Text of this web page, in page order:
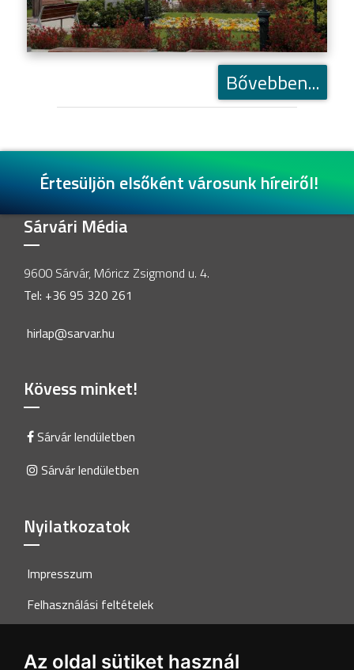
Az oldal sütiket használ
Bővebben...
Értesüljön elsőként városunk híreiről!
Sárvári Média
9600 Sárvár, Móricz Zsigmond u. 4.
Tel: +36 95 320 261
hirlap@sarvar.hu
Kövess minket!
Sárvár lendületben
Sárvár lendületben
Nyilatkozatok
Impresszum
Felhasználási feltételek